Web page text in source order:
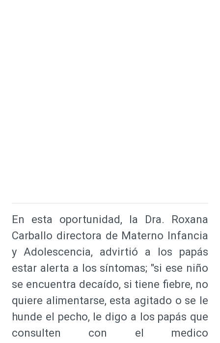
En esta oportunidad, la Dra. Roxana
Carballo directora de Materno Infancia
y Adolescencia, advirtió a los papás
estar alerta a los síntomas; "si ese niño
se encuentra decaído, si tiene fiebre, no
quiere alimentarse, esta agitado o se le
hunde el pecho, le digo a los papás que
consulten con el medico